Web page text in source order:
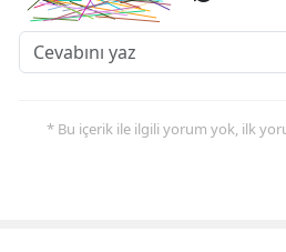
* Bu içerik ile ilgili yorum yok, ilk